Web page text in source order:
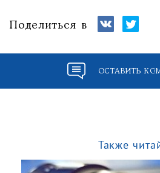
Поделиться в
ОСТАВИТЬ
Также